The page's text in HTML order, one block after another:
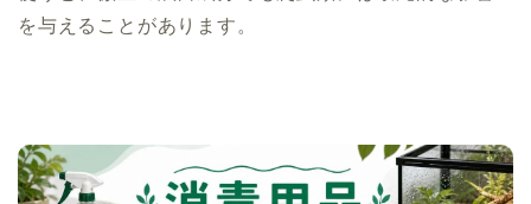
を与えることがあります。